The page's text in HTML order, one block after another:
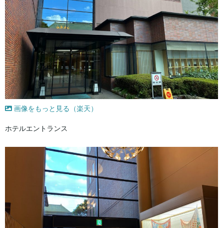
画像をもっと見る（楽天）
ホテルエントランス